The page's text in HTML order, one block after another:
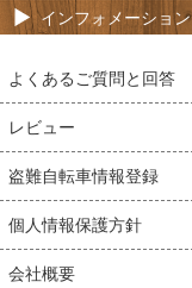
インフォメーション
よくあるご質問と回答
レビュー
盗難自転車情報登録
個人情報保護方針
会社概要